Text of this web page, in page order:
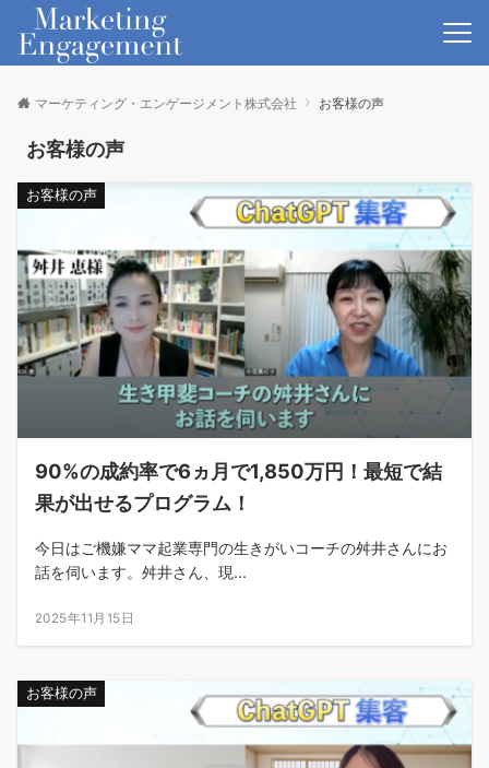
マーケティング・エンゲージメント株式会社 お客様の声
お客様の声
お客様の声
90%の成約率で6ヵ月で1,850万円！最短で結
果が出せるプログラム！
今日はご機嫌ママ起業専門の生きがいコーチの舛井さんにお
話を伺います。舛井さん、現...
2025年11月15日
お客様の声